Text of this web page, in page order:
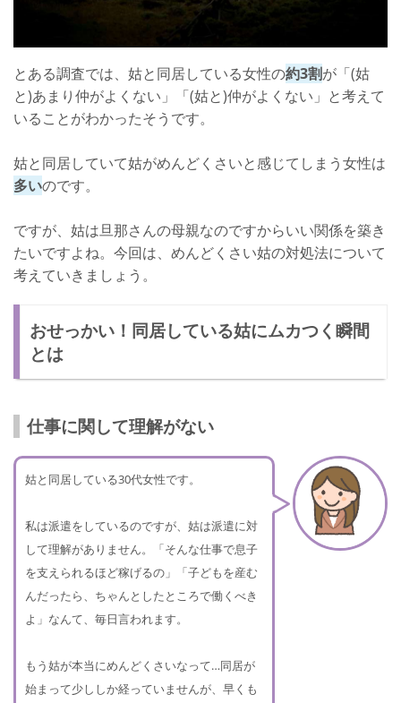
とある調査では、姑と同居している女性の約3割が「(姑
と)あまり仲がよくない」「(姑と)仲がよくない」と考えて
いることがわかったそうです。
姑と同居していて姑がめんどくさいと感じてしまう女性は
多いのです。
ですが、姑は旦那さんの母親なのですからいい関係を築き
たいですよね。今回は、めんどくさい姑の対処法について
考えていきましょう。
おせっかい！同居している姑にムカつく瞬間
とは
仕事に関して理解がない
姑と同居している30代女性です。
私は派遣をしているのですが、姑は派遣に対
して理解がありません。「そんな仕事で息子
を支えられるほど稼げるの」「子どもを産む
んだったら、ちゃんとしたところで働くべき
よ」なんて、毎日言われます。
もう姑が本当にめんどくさいなって…同居が
始まって少ししか経っていませんが、早くも